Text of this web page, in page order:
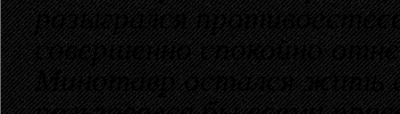
разыгрался
совершенно спокойно
Минотавр остался жить